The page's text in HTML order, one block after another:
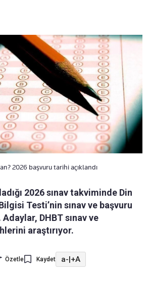
2026 başvuru tarihi açıklandı
2026 sınav takviminde Din
Testi’nin sınav ve başvuru
DHBT sınav ve
araştırıyor.
Özetle Kaydet a-|+A